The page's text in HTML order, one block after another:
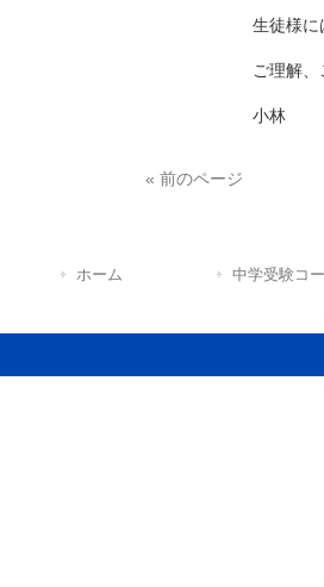
生徒様に
ご理解、
小林
« 前のページ
ホーム 中学受験コ